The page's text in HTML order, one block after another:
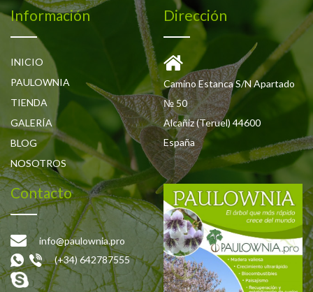
Información
INICIO
PAULOWNIA
TIENDA
GALERÍA
BLOG
NOSOTROS
Dirección
Camino Estanca S/N Apartado
№ 50
Alcañiz (Teruel) 44600
España
Contacto
info@paulownia.pro
(+34) 642787555